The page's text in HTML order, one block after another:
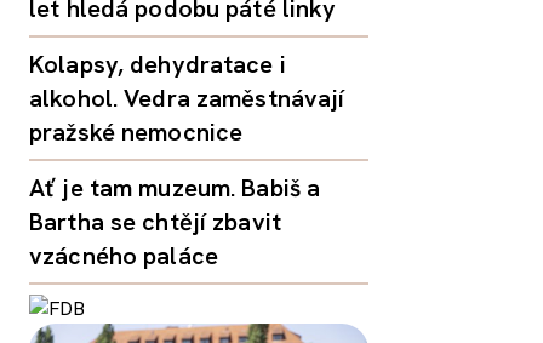
let hledá podobu páté linky
Kolapsy, dehydratace i
alkohol. Vedra zaměstnávají
pražské nemocnice
Ať je tam muzeum. Babiš a
Bartha se chtějí zbavit
vzácného paláce